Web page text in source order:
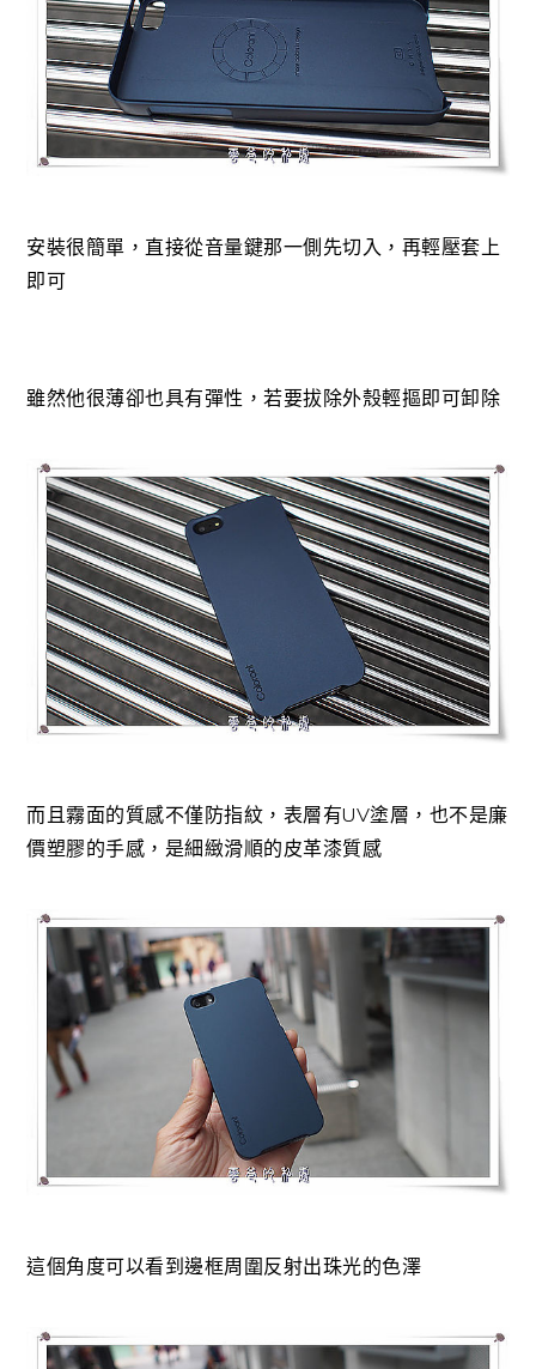
安裝很簡單，直接從音量鍵那一側先切入，再輕壓套上
即可
雖然他很薄卻也具有彈性，若要拔除外殼輕摳即可卸除
而且霧面的質感不僅防指紋，表層有UV塗層，也不是廉
價塑膠的手感，是細緻滑順的皮革漆質感
這個角度可以看到邊框周圍反射出珠光的色澤